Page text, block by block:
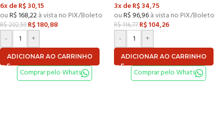
6x deR$30,15
ouR$168,22à vista no PIX/Boleto
R$202,59 R$180,88
-
+
ADICIONAR AO CARRINHO
Comprar pelo Whats
3x deR$34,75
ouR$ 96,96à vista no PIX/Boleto
R$116,77 R$104,26
-
+
ADICIONAR AO CARRINHO
Comprar pelo Whats